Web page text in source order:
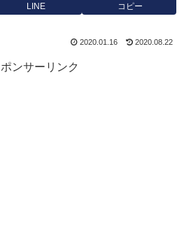
LINE コピー
2020.01.16 2020.08.22
ンサーリンク